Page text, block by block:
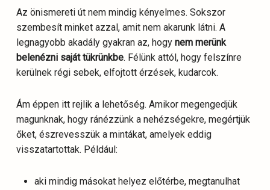
Az önismereti út nem mindig kényelmes. Sokszor
szembesít minket azzal, amit nem akarunk látni. A
legnagyobb akadály gyakran az, hogy nem merünk
belenézni saját tükrünkbe. Félünk attól, hogy felszínre
kerülnek régi sebek, elfojtott érzések, kudarcok.
Ám éppen itt rejlik a lehetőség. Amikor megengedjük
magunknak, hogy ránézzünk a nehézségekre, megértjük
őket, észrevesszük a mintákat, amelyek eddig
visszatartottak. Például:
aki mindig másokat helyez előtérbe, megtanulhat